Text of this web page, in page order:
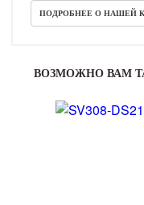
ПОДРОБНЕЕ О НАШЕЙ
ВОЗМОЖНО ВАМ